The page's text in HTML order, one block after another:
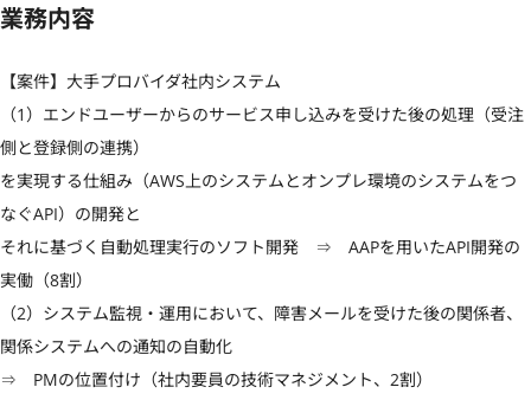
業務内容
【案件】大手プロバイダ社内システム
（1）エンドユーザーからのサービス申し込みを受けた後の処理（受注
側と登録側の連携）
を実現する仕組み（AWS上のシステムとオンプレ環境のシステムをつ
なぐAPI）の開発と
それに基づく自動処理実行のソフト開発　⇒　AAPを用いたAPI開発の
実働（8割）
（2）システム監視・運用において、障害メールを受けた後の関係者、
関係システムへの通知の自動化
⇒　PMの位置付け（社内要員の技術マネジメント、2割）